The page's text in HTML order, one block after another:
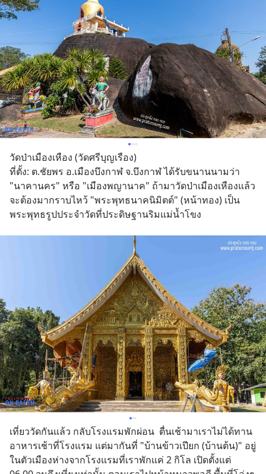
วัดป่าเมืองเหือง (วัดศรีบุญเรือง)
ที่ตั้ง: ต.ชัยพร อ.เมืองบึงกาฬ จ.บึงกาฬ ได้รับขนานนามว่า
"นาคานคร" หรือ "เมืองพญานาค" ถ้ามาวัดป่าเมืองเหืองแล้ว
จะต้องมากราบไหว้ "พระพุทธนาคนิมิตต์" (หน้าทอง) เป็น
พระพุทธรูปประจำวัดที่ประดิษฐานริมแม่น้ำโขง
เที่ยววัดกันแล้ว กลับโรงแรมพักผ่อน  ตื่นเช้ามาเราไม่ได้ทาน
อาหารเช้าที่โรงแรม แต่มากันที่ "บ้านข้าวเปียก (บ้านต้น)" อยู่
ในตัวเมืองห่างจากโรงแรมที่เราพักแค่ 2 กิโล เปิดตั้งแต่